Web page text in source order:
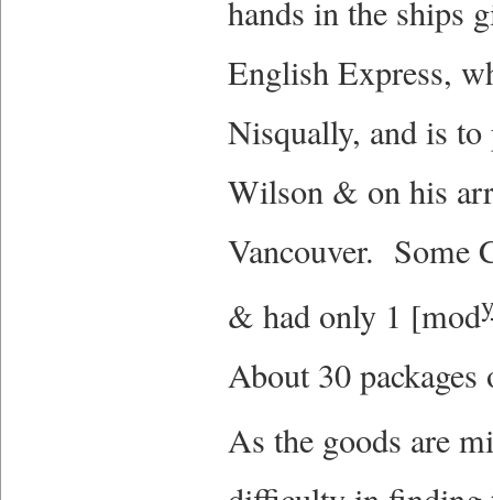
hands in the ships
English Express,
Nisqually, and is
Wilson & on his
Vancouver. Some
& had only 1 [mod
About 30
As the goods are